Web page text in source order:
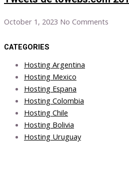
October 1, 2023 No Comments
CATEGORIES
Hosting Argentina
Hosting Mexico
Hosting Espana
Hosting Colombia
Hosting Chile
Hosting Bolivia
Hosting Uruguay